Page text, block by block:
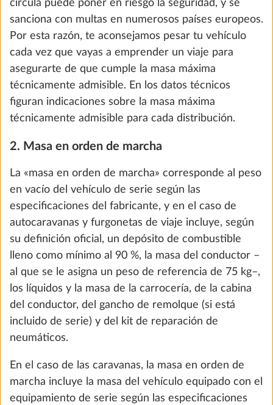
PASO 2 DE 8
Vehículo
Enganche de remolque extraíble
2195 €
Añadir
circula puede poner en riesgo la seguridad, y se
sanciona con multas en numerosos países europeos.
Por esta razón, te aconsejamos pesar tu vehículo
cada vez que vayas a emprender un viaje para
asegurarte de que cumple la masa máxima
técnicamente admisible. En los datos técnicos
figuran indicaciones sobre la masa máxima
técnicamente admisible para cada distribución.
2. Masa en orden de marcha
La «masa en orden de marcha» corresponde al peso
en vacío del vehículo de serie según las
especificaciones del fabricante, y en el caso de
autocaravanas y furgonetas de viaje incluye, según
su definición oficial, un depósito de combustible
lleno como mínimo al 90 %, la masa del conductor –
al que se le asigna un peso de referencia de 75 kg–,
los líquidos y la masa de la carrocería, de la cabina
del conductor, del gancho de remolque (si está
incluido de serie) y del kit de reparación de
neumáticos.
En el caso de las caravanas, la masa en orden de
marcha incluye la masa del vehículo equipado con el
equipamiento de serie según las especificaciones